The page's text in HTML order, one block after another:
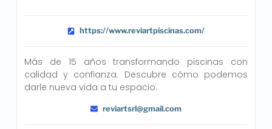
https://www.reviartpiscinas.com/
Más de 15 años transformando piscinas con
calidad y confianza. Descubre cómo podemos
darle nueva vida a tu espacio.
reviartsrl@gmail.com